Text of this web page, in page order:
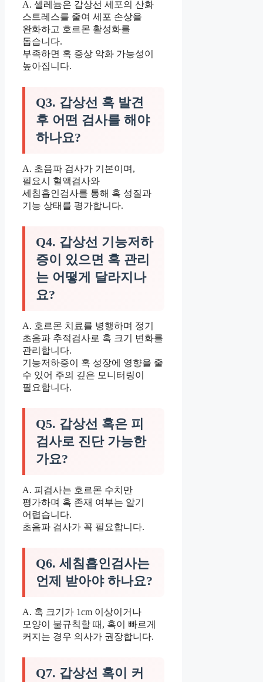
A. 셀레늄은 갑상선 세포의 산화
스트레스를 줄여 세포 손상을
완화하고 호르몬 활성화를
돕습니다.
부족하면 혹 증상 악화 가능성이
높아집니다.
Q3. 갑상선 혹 발견
후 어떤 검사를 해야
하나요?
A. 초음파 검사가 기본이며,
필요시 혈액검사와
세침흡인검사를 통해 혹 성질과
기능 상태를 평가합니다.
Q4. 갑상선 기능저하
증이 있으면 혹 관리
는 어떻게 달라지나
요?
A. 호르몬 치료를 병행하며 정기
초음파 추적검사로 혹 크기 변화를
관리합니다.
기능저하증이 혹 성장에 영향을 줄
수 있어 주의 깊은 모니터링이
필요합니다.
Q5. 갑상선 혹은 피
검사로 진단 가능한
가요?
A. 피검사는 호르몬 수치만
평가하며 혹 존재 여부는 알기
어렵습니다.
초음파 검사가 꼭 필요합니다.
Q6. 세침흡인검사는
언제 받아야 하나요?
A. 혹 크기가 1cm 이상이거나
모양이 불규칙할 때, 혹이 빠르게
커지는 경우 의사가 권장합니다.
Q7. 갑상선 혹이 커